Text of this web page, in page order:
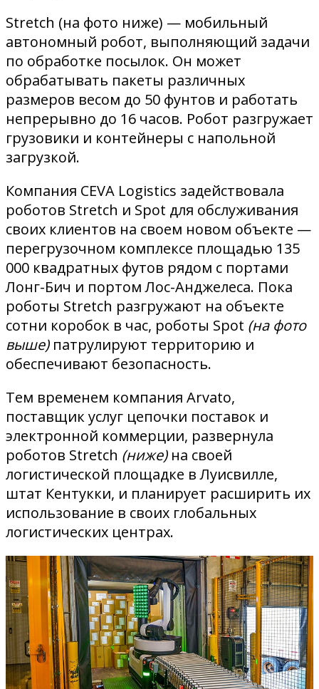
Stretch (на фото ниже) — мобильный
автономный робот, выполняющий задачи
по обработке посылок. Он может
обрабатывать пакеты различных
размеров весом до 50 фунтов и работать
непрерывно до 16 часов. Робот разгружает
грузовики и контейнеры с напольной
загрузкой.
Компания CEVA Logistics задействовала
роботов Stretch и Spot для обслуживания
своих клиентов на своем новом объекте —
перегрузочном комплексе площадью 135
000 квадратных футов рядом с портами
Лонг-Бич и портом Лос-Анджелеса. Пока
роботы Stretch разгружают на объекте
сотни коробок в час, роботы Spot (на фото
выше) патрулируют территорию и
обеспечивают безопасность.
Тем временем компания Arvato,
поставщик услуг цепочки поставок и
электронной коммерции, развернула
роботов Stretch (ниже) на своей
логистической площадке в Луисвилле,
штат Кентукки, и планирует расширить их
использование в своих глобальных
логистических центрах.